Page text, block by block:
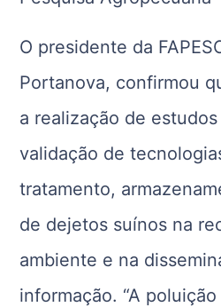
O presidente da
Portanova, confirmou
a realização de
validação de
tratamento,
de dejetos suínos na
ambiente e na
informação. “A